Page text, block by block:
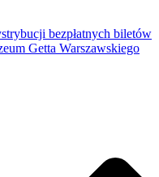
bezpłatnych biletów
Getta Warszawskiego